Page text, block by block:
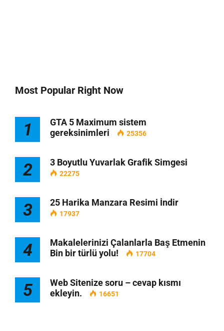
Most Popular Right Now
1
GTA 5 Maximum sistem
gereksinimleri
25356
2 3 Boyutlu Yuvarlak Grafik Simgesi
22275
3 25 Harika Manzara Resimi İndir
17937
4
Makalelerinizi Çalanlarla Baş Etmenin
Bin bir türlü yolu!
17704
5
Web Sitenize soru – cevap kısmı
ekleyin.
16651